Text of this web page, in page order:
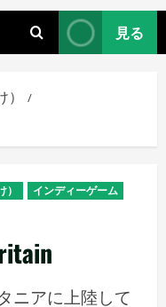
見る
インディーゲーム
ニアに上陸して